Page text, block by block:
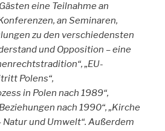
eine Teilnahme an
an Seminaren,
zu den verschiedensten
und Opposition – eine
„EU-
Polens“,
in Polen nach 1989“,
nach 1990“, „Kirche
Natur und Umwelt“. Außerdem